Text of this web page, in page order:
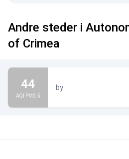
Andre steder i
of Crimea
44
AQI PM2.5
by